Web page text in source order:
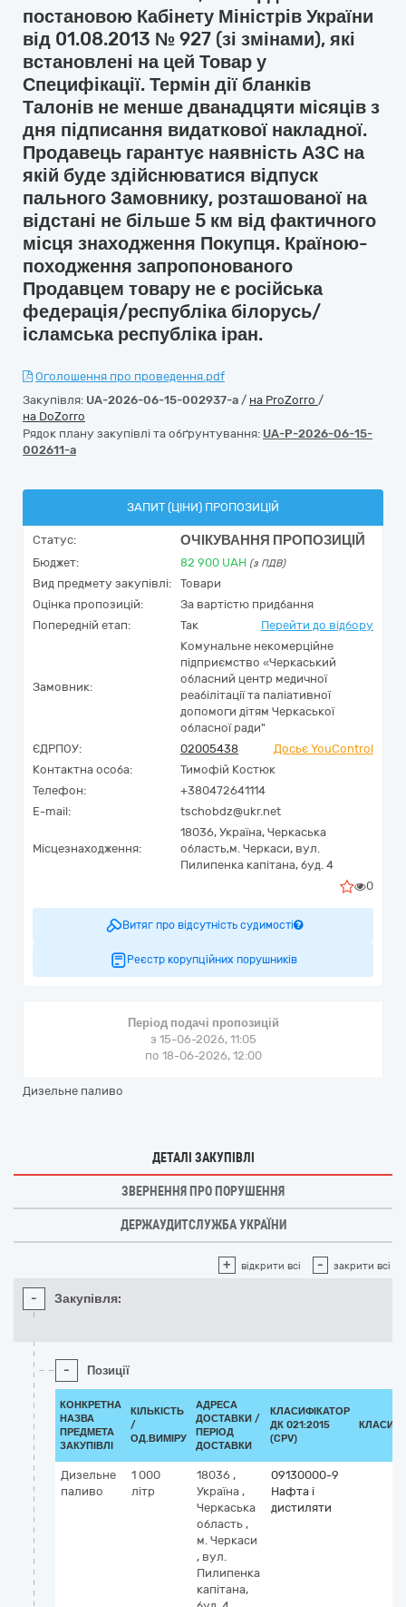
постановою Кабінету Міністрів України
від 01.08.2013 № 927 (зі змінами), які
встановлені на цей Товар у
Специфікації. Термін дії бланків
Талонів не менше дванадцяти місяців з
дня підписання видаткової накладної.
Продавець гарантує наявність АЗС на
якій буде здійснюватися відпуск
пального Замовнику, розташованої на
відстані не більше 5 км від фактичного
місця знаходження Покупця. Країною-
походження запропонованого
Продавцем товару не є російська
федерація/республіка білорусь/
ісламська республіка іран.
Оголошення про проведення.pdf
Закупівля: UA-2026-06-15-002937-a / на ProZorro /
на DoZorro
Рядок плану закупівлі та обґрунтування: UA-P-2026-06-15-
002611-a
ЗАПИТ (ЦІНИ) ПРОПОЗИЦІЙ
Статус: ОЧІКУВАННЯ ПРОПОЗИЦІЙ
Бюджет: 82 900 UAH (з ПДВ)
Вид предмету закупівлі:
Товари
Оцінка пропозицій:
За вартістю придбання
Попередній етап:
Так Перейти до відбору
Замовник:
Комунальне некомерційне
підприємство «Черкаський
обласний центр медичної
реабілітації та паліативної
допомоги дітям Черкаської
обласної ради"
ЄДРПОУ:
02005438
Досьє YouControl
Контактна особа:
Тимофій Костюк
Телефон:
+380472641114
E-mail:
tschobdz@ukr.net
Місцезнаходження:
18036, Україна, Черкаська
область,м. Черкаси, вул.
Пилипенка капітана, буд. 4
0
Витяг про відсутність судимості
Реєстр корупційних порушників
Період подачі пропозицій
з 15-06-2026, 11:05
по 18-06-2026, 12:00
Дизельне паливо
ДЕТАЛІ ЗАКУПІВЛІ
ЗВЕРНЕННЯ ПРО ПОРУШЕННЯ
ДЕРЖАУДИТСЛУЖБА УКРАЇНИ
+ відкрити всі - закрити всі
- Закупівля:
- Позиції
КОНКРЕТНА
НАЗВА
ПРЕДМЕТА
ЗАКУПІВЛІ
КІЛЬКІСТЬ
/
ОД.ВИМІРУ
АДРЕСА
ДОСТАВКИ /
ПЕРІОД
ДОСТАВКИ
КЛАСИФІКАТОР
ДК 021:2015
(CPV)
Дизельне
паливо
1 000
літр
18036 ,
Україна ,
Черкаська
область ,
м. Черкаси
, вул.
Пилипенка
капітана,
09130000-9
Нафта і
дистиляти